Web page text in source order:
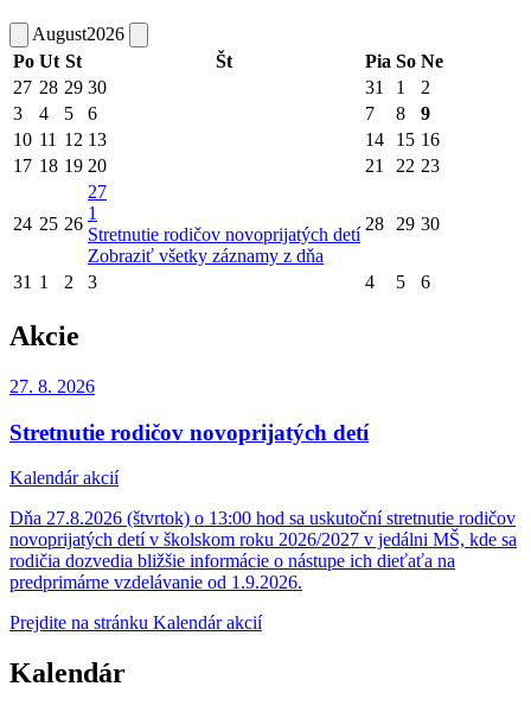
August2026
Po Ut St Št Pia So Ne
27 28 29 30 31 1
2
3
4 5 6 7 8
9
10 11 12 13 14 15 16
17 18 19 20 21 22 23
24 25 26
27
1
Stretnutie rodičov novoprijatých detí
Zobraziť všetky záznamy z dňa
28 29 30
31 1 2 3 4 5 6
Akcie
27. 8. 2026
Stretnutie rodičov novoprijatých detí
Kalendár akcií
Dňa 27.8.2026 (štvrtok) o 13:00 hod sa uskutoční stretnutie rodičov
novoprijatých detí v školskom roku 2026/2027 v jedálni MŠ, kde sa
rodičia dozvedia bližšie informácie o nástupe ich dieťaťa na
predprimárne vzdelávanie od 1.9.2026.
Prejdite na stránku Kalendár akcií
Kalendár